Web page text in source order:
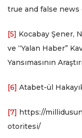
true and false news
[5] Kocabay Şener,
ve “Yalan Haber”
Yansımasının
[6] Atabet-ül
[7] https://
otoritesi/